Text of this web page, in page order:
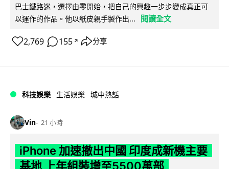
巴士鐵路迷，選擇由零開始，把自己的興趣一步步變成真正可
以運作的作品。他以紙皮親手製作出...
閱讀全文
2,769 155 ↗ 分享
科技娛樂 生活娛樂 城中熱話
Vin 21 小時
iPhone 加速撤出中國 印度成新機主要
基地 上年組裝增至5500萬部